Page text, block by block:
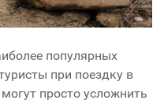
популярных
при поездку в
просто усложнить